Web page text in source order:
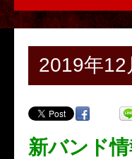
2019年12
新バンド